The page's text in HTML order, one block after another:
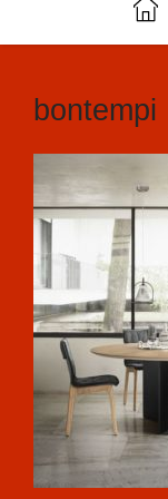
bontempi